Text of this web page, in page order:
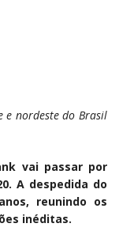
e nordeste do Brasil
vai passar por
A despedida do
reunindo os
inéditas.